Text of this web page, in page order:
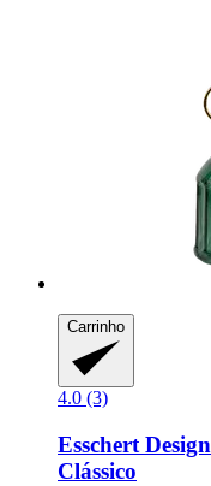
Carrinho
4.0 (3)
Esschert Design
Clássico